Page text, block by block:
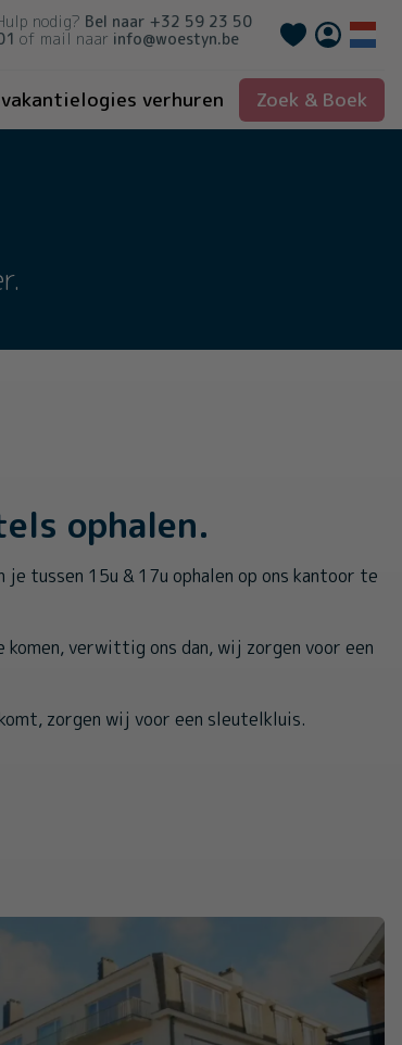
nodig? Bel naar +32 59 23 50
of mail naar info@woestyn.be
Français
verhuren Zoek & Boek
ophalen.
tussen 15u & 17u ophalen op ons kantoor te
verwittig ons dan, wij zorgen voor een
zorgen wij voor een sleutelkluis.